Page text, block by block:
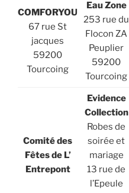
COMFORYOU
67 rue St
jacques
59200
Tourcoing
Eau Zone
253 rue du
Flocon ZA
Peuplier
59200
Tourcoing
Comité des
Fêtes de L’
Entrepont
Evidence
Collection
Robes de
soirée et
mariage
13 rue de
l’Epeule